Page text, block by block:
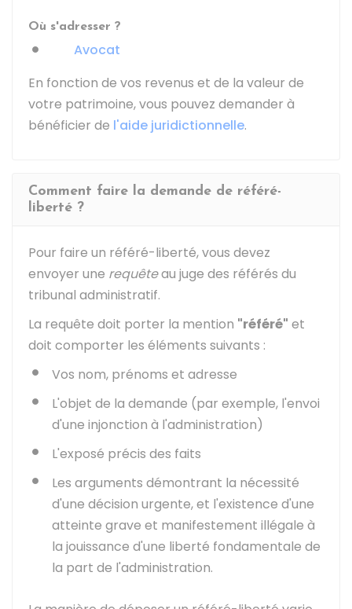
Où s'adresser ?
Avocat
En fonction de vos revenus et de la valeur de
votre patrimoine, vous pouvez demander à
bénéficier de l'aide juridictionnelle.
Comment faire la demande de référé-
liberté ?
Pour faire un référé-liberté, vous devez
envoyer une requêteau juge des référés du
tribunal administratif.
La requête doit porter la mention "référé" et
doit comporter les éléments suivants :
Vos nom, prénoms et adresse
L'objet de la demande (par exemple, l'envoi
d'une injonction à l'administration)
L'exposé précis des faits
Les arguments démontrant la nécessité
d'une décision urgente, et l'existence d'une
atteinte grave et manifestement illégale à
la jouissance d'une liberté fondamentale de
la part de l'administration.